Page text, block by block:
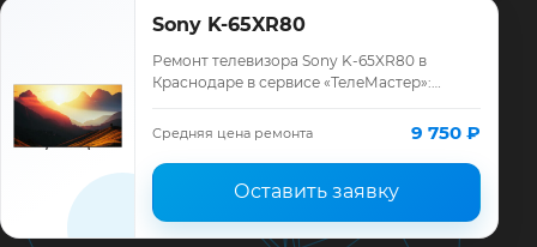
Sony K-65XR80
Ремонт телевизора Sony K-65XR80 в
Краснодаре в сервисе «ТелеМастер»:
ремонта, запчасти и гарантия до 12
месяцев.
Средняя цена ремонта 9 750 ₽
Оставить заявку